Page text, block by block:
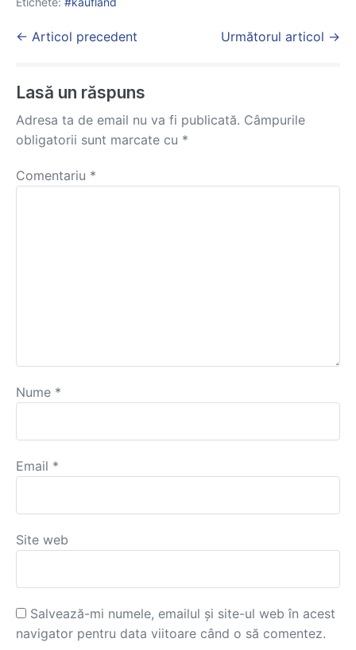
Post
← Articol precedent Următorul articol →
Lasă un răspuns
Adresa ta de email nu va fi publicată. Câmpurile
obligatorii sunt marcate cu *
Comentariu *
Nume *
Email *
Site web
Salvează-mi numele, emailul și site-ul web în acest
navigator pentru data viitoare când o să comentez.